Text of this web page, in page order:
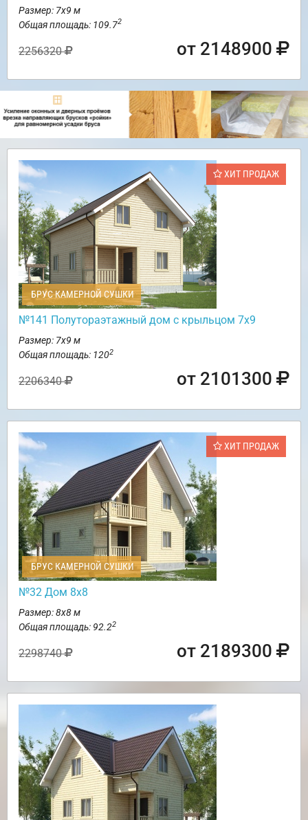
Размер: 7х9 м
Общая площадь: 109.72
2256320 от 2148900
ХИТ ПРОДАЖ
БРУС КАМЕРНОЙ СУШКИ
№141 Полутораэтажный дом с крыльцом 7х9
Размер: 7х9 м
Общая площадь: 1202
2206340 от 2101300
ХИТ ПРОДАЖ
БРУС КАМЕРНОЙ СУШКИ
№32 Дом 8х8
Размер: 8х8 м
Общая площадь: 92.22
2298740 от 2189300